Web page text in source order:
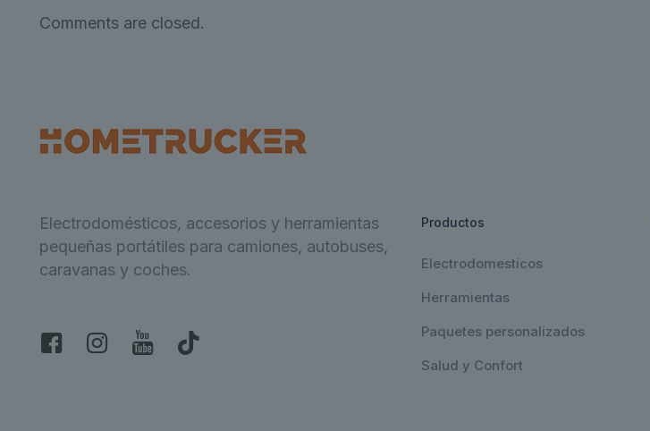
Comments are closed.
Electrodomésticos, accesorios y herramientas
pequeñas portátiles para camiones, autobuses,
caravanas y coches.
Productos
Electrodomesticos
Herramientas
Paquetes personalizados
Salud y Confort